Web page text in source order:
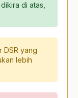
di atas,
DSR yang
lebih